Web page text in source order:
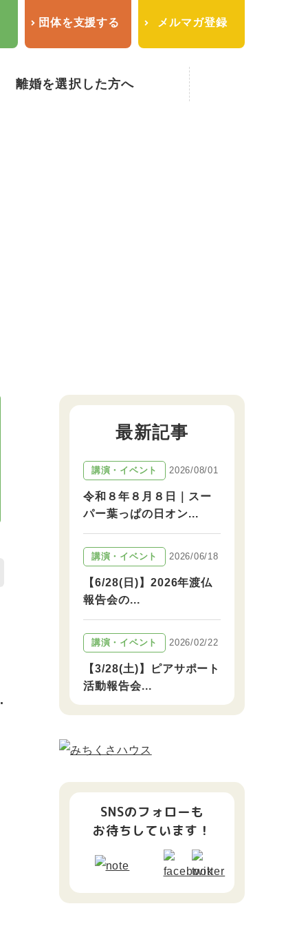
団体を支援する メルマガ登録
離婚を選択した方へ
最新記事
講演・イベント 2026/08/01
令和８年８月８日｜スー
パー葉っぱの日オン...
講演・イベント 2026/06/18
【6/28(日)】2026年渡仏
報告会の...
講演・イベント 2026/02/22
【3/28(土)】ピアサポート
活動報告会...
SNSのフォローも
お待ちしています！